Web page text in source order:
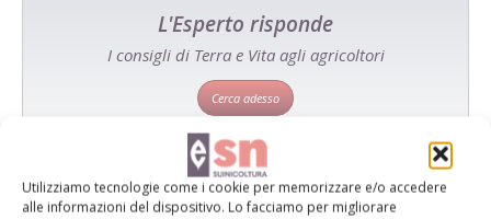
Utilizziamo tecnologie come i cookie per memorizzare e/o accedere
alle informazioni del dispositivo. Lo facciamo per migliorare
L'Esperto risponde
I consigli di Terra e Vita agli agricoltori
Cerca adesso